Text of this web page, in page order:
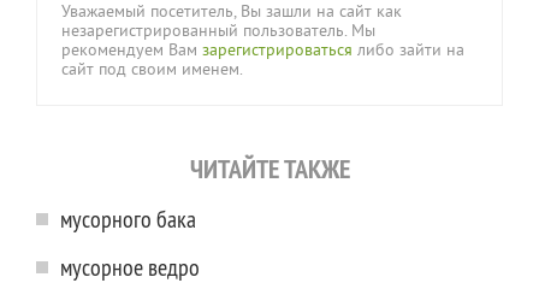
Уважаемый посетитель, Вы зашли на сайт как
незарегистрированный пользователь. Мы
рекомендуем Вам зарегистрироваться либо зайти на
сайт под своим именем.
ЧИТАЙТЕ ТАКЖЕ
мусорного бака
мусорное ведро